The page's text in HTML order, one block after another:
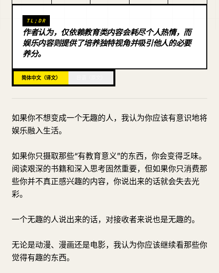
下载
博客
更新
TL;DR
作者认为，仅依赖教育类内容会耗尽个人热情，而
娱乐内容则提供了培养独特视角并吸引他人的必要
养分。
简体中文（译文）
如果你不想变成一个无趣的人，我认为你应该有意识地将
娱乐融入生活。
如果你只摄取那些“有教育意义”的东西，你会变得乏味。
阅读艰深的书籍和深入思考固然重要，但如果你只消费那
些你并不真正感兴趣的内容，你说出来的话就会失去光
彩。
一个无趣的人说出来的话，对接收者来说也是无趣的。
无论是动漫、漫画还是电影，我认为你应该继续看那些你
觉得有趣的东西。